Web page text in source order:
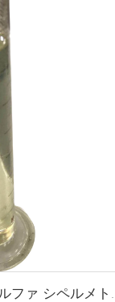
工場価格のロ